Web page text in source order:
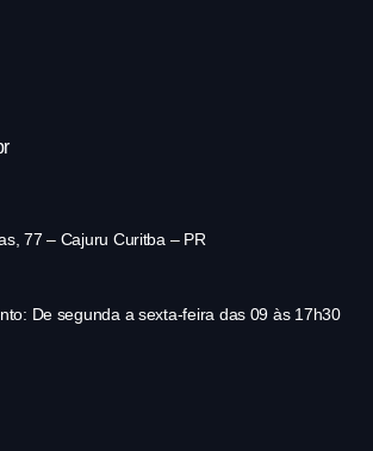
77 – Cajuru Curitba – PR
De segunda a sexta-feira das 09 às 17h30